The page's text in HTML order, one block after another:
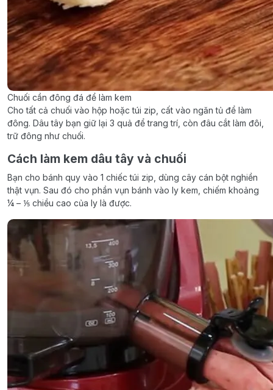
Chuối cần đông đá để làm kem
Cho tất cả chuối vào hộp hoặc túi zip, cất vào ngăn tủ để làm
đông. Dâu tây bạn giữ lại 3 quả để trang trí, còn đâu cắt làm đôi,
trữ đông như chuối.
Cách làm kem dâu tây và chuối
Bạn cho bánh quy vào 1 chiếc túi zip, dùng cây cán bột nghiền
thật vụn. Sau đó cho phần vụn bánh vào ly kem, chiếm khoảng
¼ – ⅕ chiều cao của ly là được.